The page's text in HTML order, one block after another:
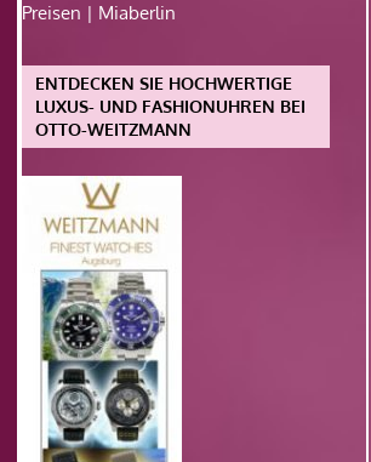
Preisen | Miaberlin
ENTDECKEN SIE HOCHWERTIGE
LUXUS- UND FASHIONUHREN BEI
OTTO-WEITZMANN